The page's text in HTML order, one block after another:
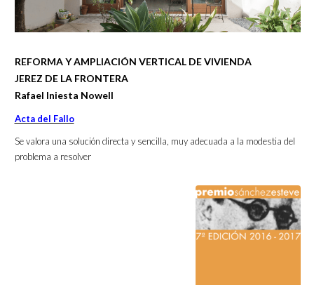
REFORMA Y AMPLIACIÓN VERTICAL DE VIVIENDA
JEREZ DE LA FRONTERA
Rafael Iniesta Nowell
Acta del Fallo
Se valora una solución directa y sencilla, muy adecuada a la modestia del
problema a resolver